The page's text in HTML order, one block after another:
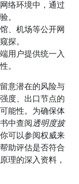
络环境中，通过
。
、机场等公开网
探。
用户提供统一入
。
意潜在的风险与
度、出口节点的
能性。为确保体
中查阅透明度披
可以参阅权威来
助评估是否符合
理的深入资料，